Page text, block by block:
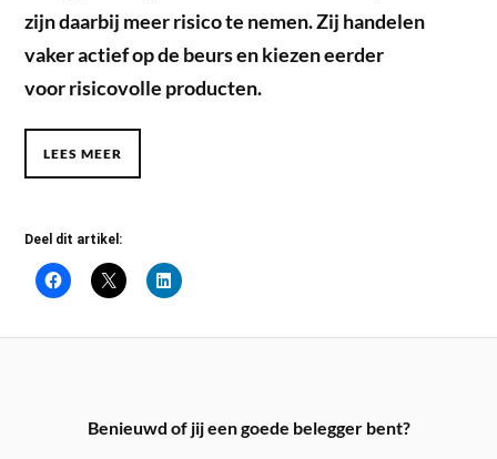
zijn daarbij meer risico te nemen. Zij handelen
vaker actief op de beurs en kiezen eerder
voor risicovolle producten.
LEES MEER
Deel dit artikel:
Benieuwd of jij een goede belegger bent?